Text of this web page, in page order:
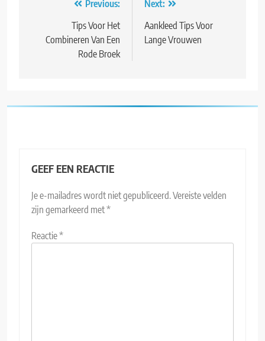
navigatie
Previous:
Tips Voor Het
Combineren Van Een
Rode Broek
Next:
Aankleed Tips Voor
Lange Vrouwen
GEEF EEN REACTIE
Je e-mailadres wordt niet gepubliceerd.Vereiste velden
zijn gemarkeerd met*
Reactie*